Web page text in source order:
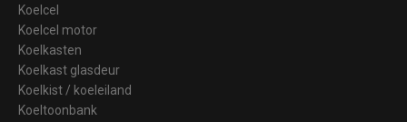
Koelcel
Koelcel motor
Koelkasten
Koelkast glasdeur
Koelkist / koeleiland
Koeltoonbank